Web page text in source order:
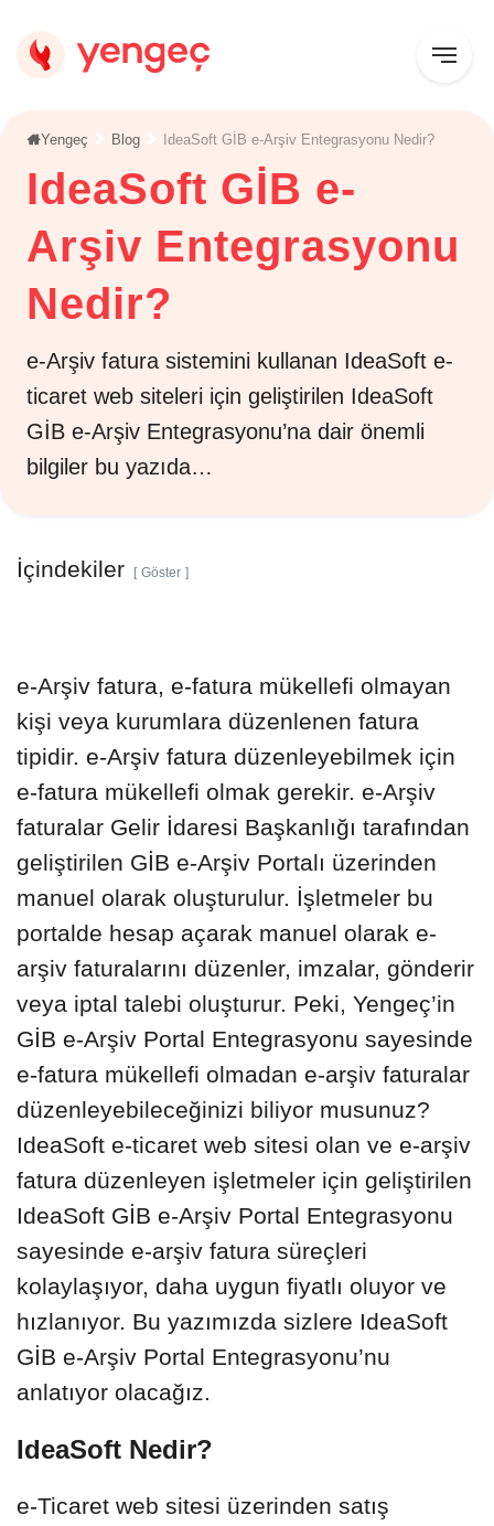
Yengeç Blog IdeaSoft GİB e-Arşiv Entegrasyonu Nedir?
IdeaSoft GİB e-
Arşiv Entegrasyonu
Nedir?
e-Arşiv fatura sistemini kullanan IdeaSoft e-
ticaret web siteleri için geliştirilen IdeaSoft
GİB e-Arşiv Entegrasyonu’na dair önemli
bilgiler bu yazıda…
e-Arşiv fatura, e-fatura mükellefi olmayan
kişi veya kurumlara düzenlenen fatura
tipidir. e-Arşiv fatura düzenleyebilmek için
e-fatura mükellefi olmak gerekir. e-Arşiv
faturalar Gelir İdaresi Başkanlığı tarafından
geliştirilen GİB e-Arşiv Portalı üzerinden
manuel olarak oluşturulur. İşletmeler bu
portalde hesap açarak manuel olarak e-
arşiv faturalarını düzenler, imzalar, gönderir
veya iptal talebi oluşturur. Peki, Yengeç’in
GİB e-Arşiv Portal Entegrasyonu sayesinde
e-fatura mükellefi olmadan e-arşiv faturalar
düzenleyebileceğinizi biliyor musunuz?
IdeaSoft e-ticaret web sitesi olan ve e-arşiv
fatura düzenleyen işletmeler için geliştirilen
IdeaSoft GİB e-Arşiv Portal Entegrasyonu
sayesinde e-arşiv fatura süreçleri
kolaylaşıyor, daha uygun fiyatlı oluyor ve
hızlanıyor. Bu yazımızda sizlere IdeaSoft
GİB e-Arşiv Portal Entegrasyonu’nu
anlatıyor olacağız.
IdeaSoft Nedir?
e-Ticaret web sitesi üzerinden satış
İçindekiler Göster